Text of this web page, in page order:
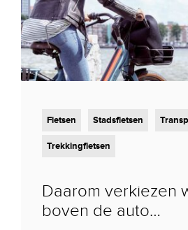
Fietsen Stadsfietsen
Trekkingfietsen
Daarom verkiezen
boven de auto…